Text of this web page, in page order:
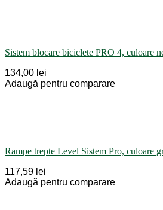
Sistem blocare biciclete PRO 4, culoare
134,00 lei
Adaugă pentru comparare
Rampe trepte Level Sistem Pro, culoare
117,59 lei
Adaugă pentru comparare